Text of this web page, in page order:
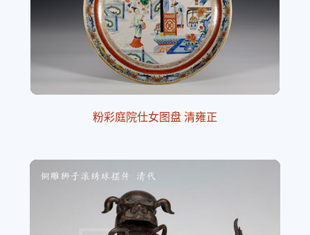
粉彩庭院仕女图盘 清雍正